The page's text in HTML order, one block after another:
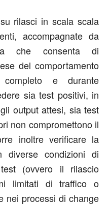
rilasci in scala scala
accompagnate da
che consenta di
del comportamento
e durante
sia test positivi, in
output attesi, sia test
non compromettono il
inoltre verificare la
diverse condizioni di
(ovvero il rilascio
limitati di traffico o
nei processi di change